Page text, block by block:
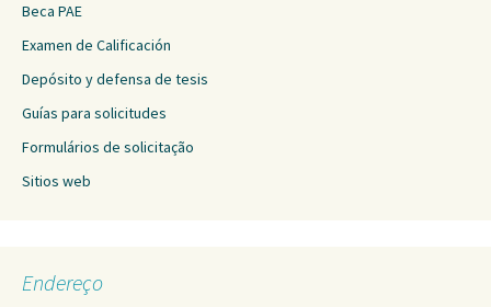
Beca PAE
Examen de Calificación
Depósito y defensa de tesis
Guías para solicitudes
Formulários de solicitação
Sitios web
Endereço